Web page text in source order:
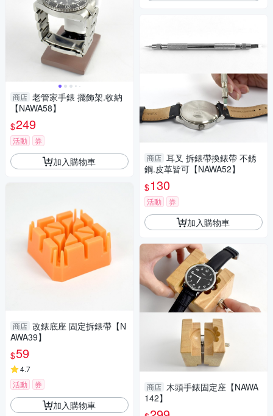
商店 老管家手錶 擺飾架.收納
【NAWA58】
$249
活動 券
加入購物車
商店 改錶底座 固定拆錶帶【N
AWA39】
$59
4.7
活動
券
加入購物車
商店 耳叉 拆錶帶換錶帶 不銹
鋼.皮革皆可【NAWA52】
$130
活動 券
加入購物車
商店 木頭手錶固定座【NAWA
142】